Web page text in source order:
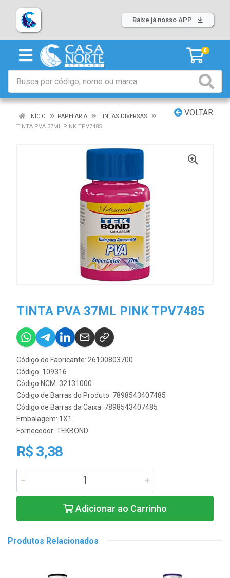
Baixe já nosso APP
0
VOLTAR
INÍCIO PAPELARIA
TINTAS DIVERSAS
TINTA PVA 37ML PINK TPV7485
TINTA PVA 37ML PINK TPV7485
Código do Fabricante: 26100803700
Código: 109316
Código NCM: 32131000
Código de Barras do Produto: 7898543407485
Código de Barras da Caixa: 7898543407485
Embalagem: 1X1
Fornecedor: TEKBOND
R$ 3,38
Adicionar ao Carrinho
Produtos Relacionados